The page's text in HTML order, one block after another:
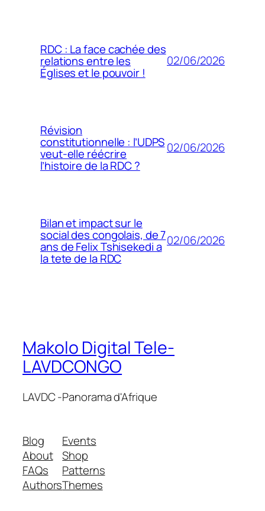
RDC : La face cachée des
relations entre les
Églises et le pouvoir !
02/06/2026
Révision
constitutionnelle : l’UDPS
veut-elle réécrire
l’histoire de la RDC ?
02/06/2026
Bilan et impact sur le
social des congolais, de 7
ans de Felix Tshisekedi a
la tete de la RDC
02/06/2026
Makolo Digital Tele-
LAVDCONGO
LAVDC -Panorama d'Afrique
Blog
About
FAQs
Authors
Events
Shop
Patterns
Themes